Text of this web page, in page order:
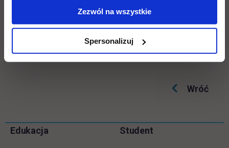
Zezwól na wszystkie
Spersonalizuj
Odwiedź nasze Biura Rekrutacji:ul. Jutrzenki 135
lub ul. Jagiellońska 82F
Wróć
Pomiń
Informacje w stopce
Edukacja Student